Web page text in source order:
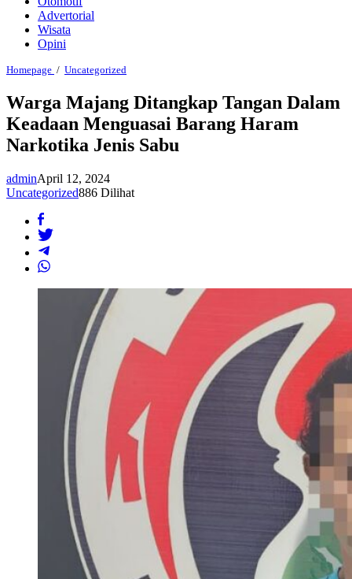
Advertorial
Wisata
Opini
Homepage / Uncategorized
Ditangkap
Tangan
Dalam
Keadaan
Menguasai
Jenis
Warga Majang Ditangkap Tangan Dalam
Keadaan Menguasai Barang Haram
Narkotika Jenis Sabu
adminApril 12, 2024
Uncategorized886 Dilihat